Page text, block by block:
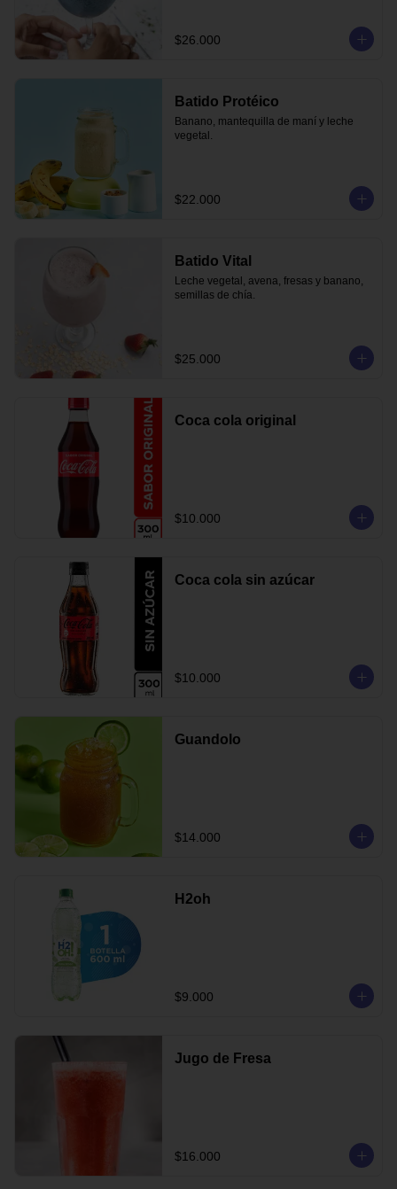
$26.000
Batido Protéico
Banano, mantequilla de maní y leche
vegetal.
$22.000
Batido Vital
Leche vegetal, avena, fresas y banano,
semillas de chía.
$25.000
Coca cola original
$10.000
Coca cola sin azúcar
$10.000
Guandolo
$14.000
H2oh
$9.000
Jugo de Fresa
$16.000